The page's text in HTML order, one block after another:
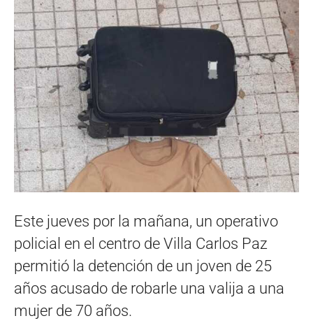
Este jueves por la mañana, un operativo
policial en el centro de Villa Carlos Paz
permitió la detención de un joven de 25
años acusado de robarle una valija a una
mujer de 70 años.